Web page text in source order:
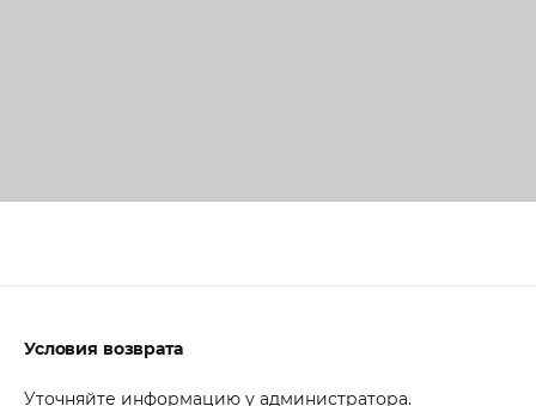
Условия возврата
Уточняйте информацию у администратора.